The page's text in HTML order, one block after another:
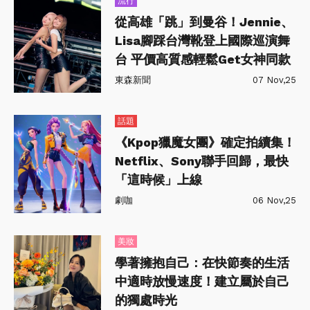
從高雄「跳」到曼谷！Jennie、
Lisa腳踩台灣靴登上國際巡演舞
台 平價高質感輕鬆Get女神同款
東森新聞 07 Nov,25
話題
《Kpop獵魔女團》確定拍續集！
Netflix、Sony聯手回歸，最快
「這時候」上線
劇咖 06 Nov,25
美妝
學著擁抱自己：在快節奏的生活
中適時放慢速度！建立屬於自己
的獨處時光